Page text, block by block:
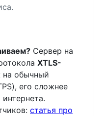
Сервер на
XTLS-
на обычный
его сложнее
статья про